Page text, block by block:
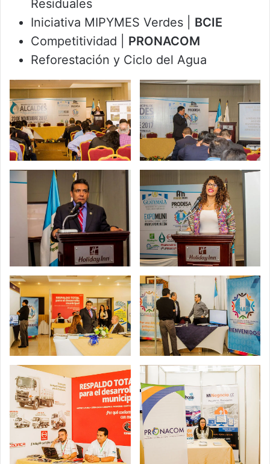
Residuales
Iniciativa MIPYMES Verdes | BCIE
Competitividad | PRONACOM
Reforestación y Ciclo del Agua